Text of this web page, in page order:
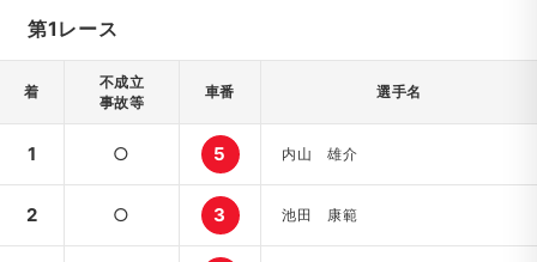
第1レース
着
不成立
事故等
車番 選手名
1 ○ 5 内山 雄介
2 ○ 3 池田 康範